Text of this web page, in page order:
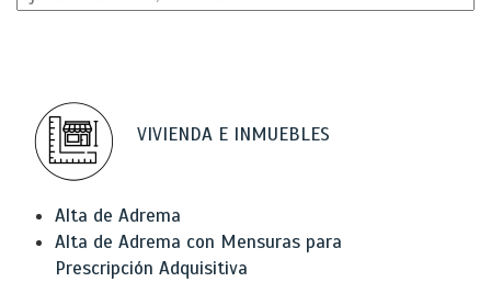
VIVIENDA E INMUEBLES
Alta de Adrema
Alta de Adrema con Mensuras para
Prescripción Adquisitiva